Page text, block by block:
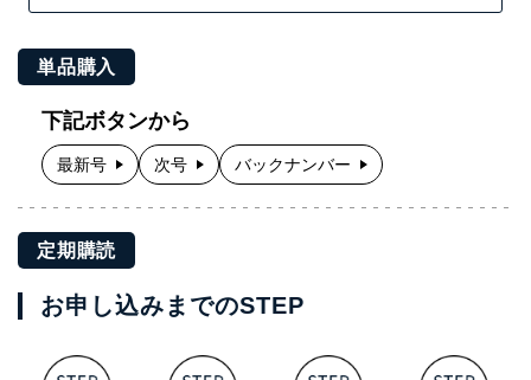
単品購入
下記ボタンから
最新号 次号 バックナンバー
定期購読
お申し込みまでのSTEP